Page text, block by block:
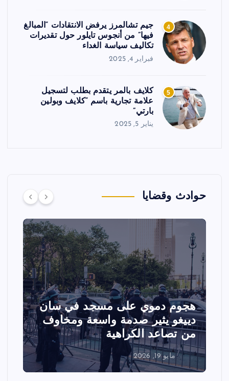
4
جيم تشالمرز يرفض الانتقادات “المبالغ
فيها” من أنجوس تايلور حول تقديرات
تكاليف سياسة الغداء
فبراير 4, 2025
5
كلايف بالمر يتقدم بطلب لتسجيل
علامة تجارية باسم “كلايف وبولين
بارتي”
يناير 5, 2025
حوادث وقضايا
دموي على مسجد في سان
يثير صدمة واسعة ومخاوف
الكراهية
تصادم
عرض جوي في
الفعاليات
مايو 18, 2026